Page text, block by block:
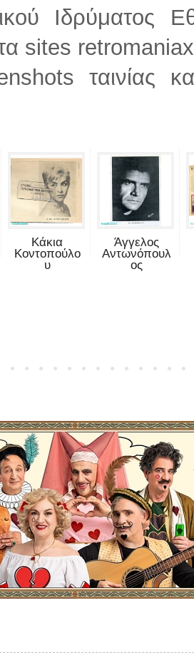
Ιδρύματος
sites
ταινίας
Κάκια
Κοντοπούλο
υ
Άγγελος
Αντωνόπουλ
ος